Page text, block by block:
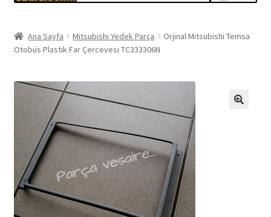
Ana Sayfa Mitsubishi Yedek Parça
Orjinal Mitsubishi Temsa
Otobüs Plastik Far Çercevesi TC333306N